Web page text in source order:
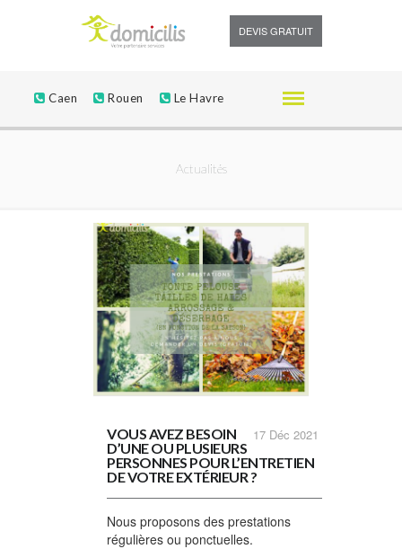
Caen Rouen Le Havre
DEVIS GRATUIT
Actualités
17 Déc 2021
VOUS AVEZ BESOIN
D’UNE OU PLUSIEURS
PERSONNES POUR L’ENTRETIEN
DE VOTRE EXTÉRIEUR ?
Nous proposons des prestations
régulières ou ponctuelles.